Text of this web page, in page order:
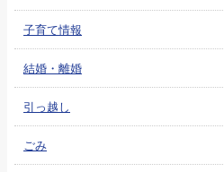
子育て情報
結婚・離婚
引っ越し
ごみ